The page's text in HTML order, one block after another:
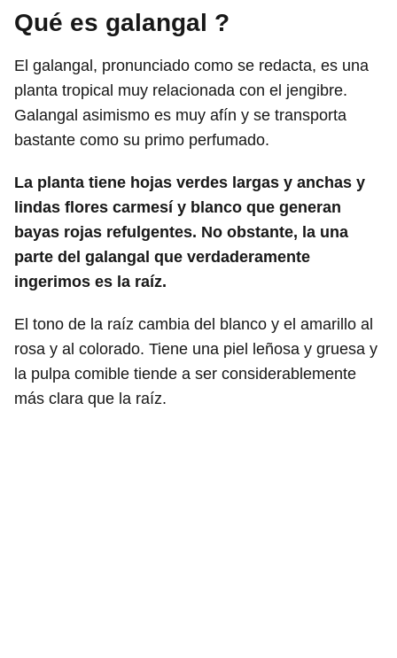
Qué es galangal ?
El galangal, pronunciado como se redacta, es una
planta tropical muy relacionada con el jengibre.
Galangal asimismo es muy afín y se transporta
bastante como su primo perfumado.
La planta tiene hojas verdes largas y anchas y
lindas flores carmesí y blanco que generan
bayas rojas refulgentes. No obstante, la una
parte del galangal que verdaderamente
ingerimos es la raíz.
El tono de la raíz cambia del blanco y el amarillo al
rosa y al colorado. Tiene una piel leñosa y gruesa y
la pulpa comible tiende a ser considerablemente
más clara que la raíz.